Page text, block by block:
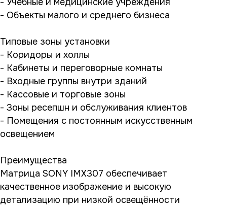
- Объекты малого и среднего бизнеса
Типовые зоны установки
- Коридоры и холлы
- Кабинеты и переговорные комнаты
- Входные группы внутри зданий
- Кассовые и торговые зоны
- Зоны ресепшн и обслуживания клиентов
- Помещения с постоянным искусственным
освещением
Преимущества
Матрица SONY IMX307 обеспечивает
качественное изображение и высокую
детализацию при низкой освещённости